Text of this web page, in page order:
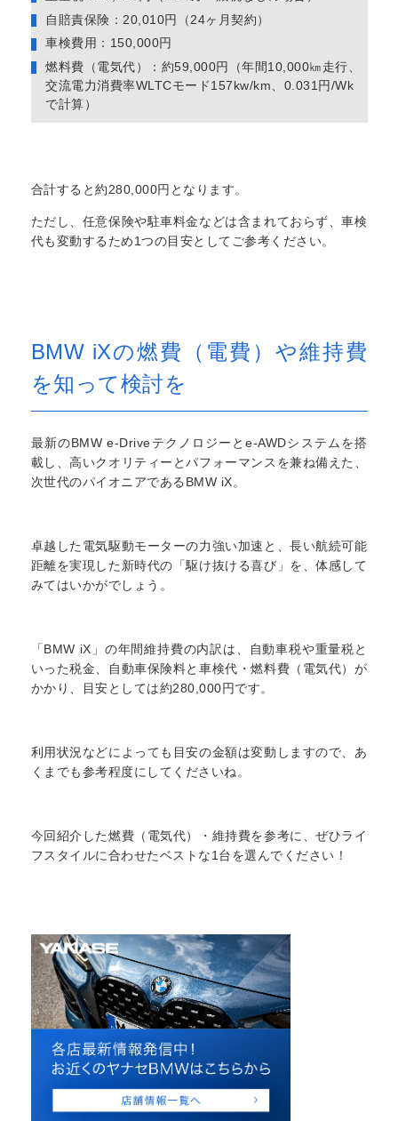
自賠責保険：20,010円（24ヶ月契約）
車検費用：150,000円
燃料費（電気代）：約59,000円（年間10,000㎞走行、
交流電力消費率WLTCモード157kw/km、0.031円/Wk
で計算）
合計すると約280,000円となります。
ただし、任意保険や駐車料金などは含まれておらず、車検
代も変動するため1つの目安としてご参考ください。
BMW iXの燃費（電費）や維持費
を知って検討を
最新のBMW e‐Driveテクノロジーとe‐AWDシステムを搭
載し、高いクオリティーとパフォーマンスを兼ね備えた、
次世代のパイオニアであるBMW iX。
卓越した電気駆動モーターの力強い加速と、長い航続可能
距離を実現した新時代の「駆け抜ける喜び」を、体感して
みてはいかがでしょう。
「BMW iX」の年間維持費の内訳は、自動車税や重量税と
いった税金、自動車保険料と車検代・燃料費（電気代）が
かかり、目安としては約280,000円です。
利用状況などによっても目安の金額は変動しますので、あ
くまでも参考程度にしてくださいね。
今回紹介した燃費（電気代）・維持費を参考に、ぜひライ
フスタイルに合わせたベストな1台を選んでください！